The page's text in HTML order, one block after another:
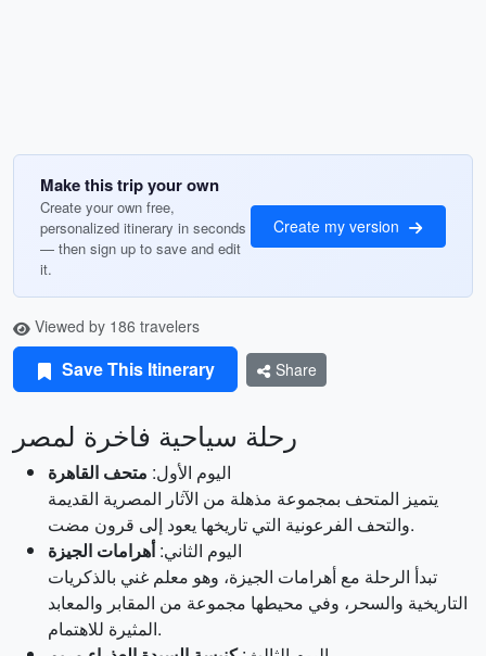
Make this trip your own
Create your own free,
personalized itinerary in seconds
— then sign up to save and edit
it.
Create my version
Viewed by 186 travelers
Save This Itinerary Share
رحلة سياحية فاخرة لمصر
اليوم الأول: متحف القاهرة
يتميز المتحف بمجموعة مذهلة من الآثار المصرية القديمة
والتحف الفرعونية التي تاريخها يعود إلى قرون مضت.
اليوم الثاني:أهرامات الجيزة
تبدأ الرحلة مع أهرامات الجيزة، وهو معلم غني بالذكريات
التاريخية والسحر، وفي محيطها مجموعة من المقابر والمعابد
المثيرة للاهتمام.